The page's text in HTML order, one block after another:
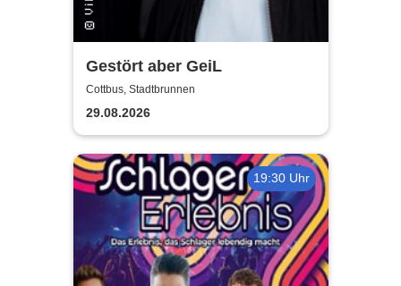
Gestört aber GeiL
Cottbus, Stadtbrunnen
29.08.2026
19:30 Uhr